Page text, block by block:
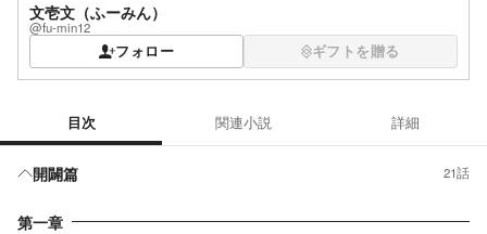
文壱文（ふーみん）
@fu-min12
フォロー ギフトを贈る
目次 関連小説 詳細
開闢篇 21話
第一章